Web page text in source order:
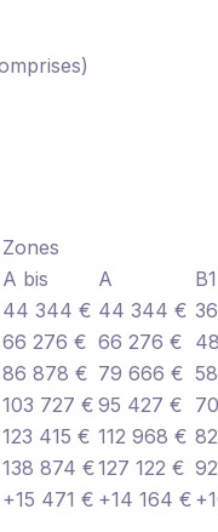
Zones
A bis
A B1
44 344 € 44 344 €
66 276 € 66 276 €
86 878 € 79 666 €
103 727 € 95 427 €
123 415 € 112 968 €
138 874 €127 122 €
+15 471 € +14 164 €